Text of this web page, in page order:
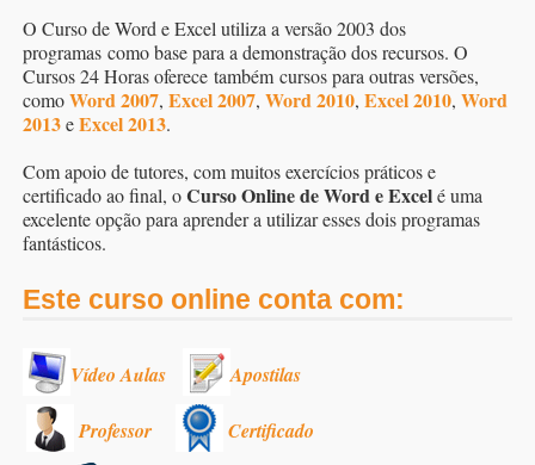
O Curso de Word e Excel utiliza a versão 2003 dos
programas como base para a demonstração dos recursos. O
Cursos 24 Horas oferece também cursos para outras versões,
comoWord 2007, Excel 2007, Word 2010, Excel 2010, Word
2013eExcel 2013.
Com apoio de tutores, com muitos exercícios práticos e
certificado ao final, oCurso Online de Word e Excelé uma
excelente opção para aprender a utilizar esses dois programas
fantásticos.
Este curso online conta com:
Vídeo Aulas Apostilas
Professor Certificado